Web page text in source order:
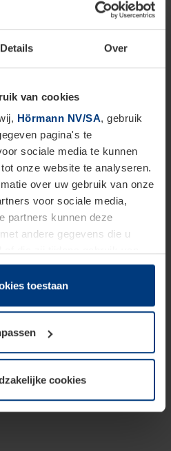
Details Over
van cookies
Hörmann NV/SA, gebruik
pagina's te
sociale media te kunnen
onze website te analyseren.
over uw gebruik van onze
voor sociale media,
partners kunnen deze
andere gegevens die u
om cookies op uw
vereist is. Voor alle andere
benodigd. Uw
moment bij de uitleg van de
toestaan
cookies